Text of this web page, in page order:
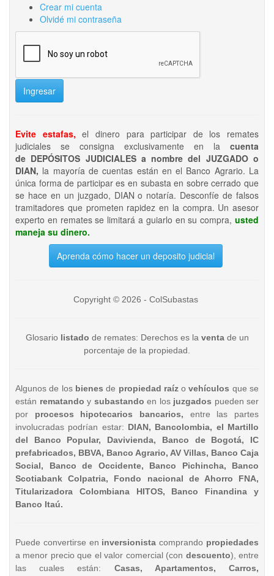
Crear mi cuenta
Olvidé mi contraseña
Ingresar
Evite estafas, el dinero para participar de los remates
judiciales se consigna exclusivamente en la cuenta
de DEPÓSITOS JUDICIALES a nombre del JUZGADO o
DIAN, la mayoría de cuentas están en el Banco Agrario. La
única forma de participar es en subasta en sobre cerrado que
se hace en un juzgado, DIAN o notaría. Desconfíe de falsos
tramitadores que prometen rapidez en la compra. Un asesor
experto en remates se limitará a guiarlo en su compra, usted
maneja su dinero.
Aprenda cómo hacer un deposito judicial
Copyright © 2026 - ColSubastas
Glosario listado de remates: Derechos es la ventade un
porcentaje de la propiedad.
Algunos de los bienesde propiedad raízo vehículos que se
están rematando y subastando en los juzgados pueden ser
por procesos hipotecarios bancarios, entre las partes
involucradas podrían estar: DIAN, Bancolombia, el Martillo
del Banco Popular, Davivienda, Banco de Bogotá, IC
prefabricados, BBVA, Banco Agrario, AV Villas, Banco Caja
Social, Banco de Occidente, Banco Pichincha, Banco
Scotiabank Colpatria, Fondo nacional de Ahorro FNA,
Titularizadora Colombiana HITOS, Banco Finandina y
Banco Itaú.
Puede convertirse en inversionista comprando propiedades
a menor precio que el valor comercial (con descuento), entre
las cuales están: Casas, Apartamentos, Carros,